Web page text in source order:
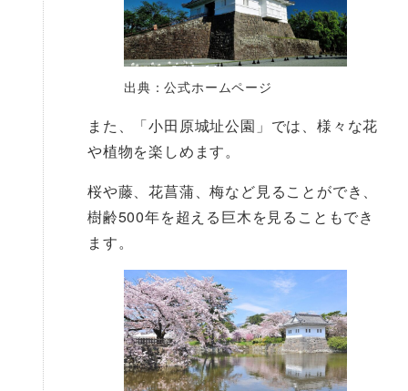
出典：公式ホームページ
また、「小田原城址公園」では、様々な花
や植物を楽しめます。
桜や藤、花菖蒲、梅など見ることができ、
樹齢500年を超える巨木を見ることもでき
ます。